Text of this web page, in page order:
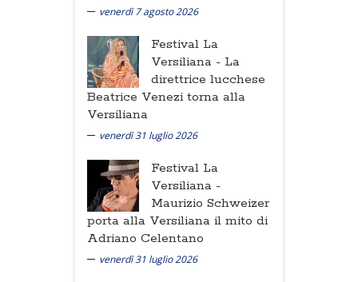
venerdì 7 agosto 2026
Festival La
Versiliana - La
direttrice lucchese
Beatrice Venezi torna alla
Versiliana
venerdì 31 luglio 2026
Festival La
Versiliana -
Maurizio Schweizer
porta alla Versiliana il mito di
Adriano Celentano
venerdì 31 luglio 2026